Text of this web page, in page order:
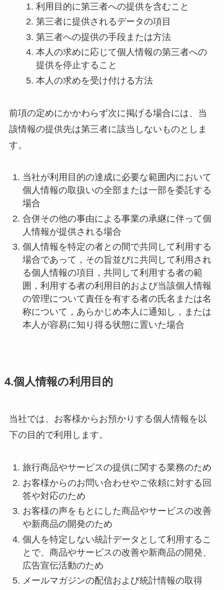
利用目的に第三者への提供を含むこと
第三者に提供されるデータの項目
第三者への提供の手段または方法
本人の求めに応じて個人情報の第三者への
提供を停止すること
本人の求めを受け付ける方法
前項の定めにかかわらず次に掲げる場合には、当
該情報の提供先は第三者に該当しないものとしま
す。
当社が利用目的の達成に必要な範囲内において
個人情報の取扱いの全部または一部を委託する
場合
合併その他の事由による事業の承継に伴って個
人情報が提供される場合
個人情報を特定の者との間で共同して利用する
場合であって，その旨並びに共同して利用され
る個人情報の項目，共同して利用する者の範
囲，利用する者の利用目的および当該個人情報
の管理について責任を有する者の氏名または名
称について，あらかじめ本人に通知し，または
本人が容易に知り得る状態に置いた場合
4.個人情報の利用目的
当社では、お客様からお預かりする個人情報を以
下の目的で利用します。
旅行商品やサービスの提供に関する業務のため
お客様からのお問い合わせやご依頼に対する回
答や対応のため
お客様の声をもとにした商品やサービスの改善
や新商品の開発のため
個人を特定しない統計データとして利用するこ
とで、商品やサービスの改善や新商品の開発、
広告宣伝活動のため
メールマガジンの配信および統計情報の取得